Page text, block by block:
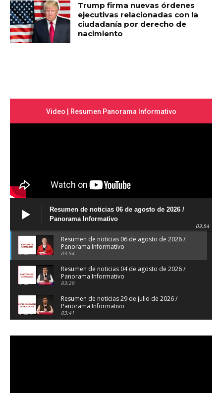
Trump firma nuevas órdenes
ejecutivas relacionadas con la
ciudadanía por derecho de
nacimiento
Video | Resumen Panorama Informativo
Resumen de noticias 06 de agosto de 2026 /
Panorama Informativo
03:54
Resumen de noticias 06 de agosto de 2026 /
Panorama Informativo
03:54
Resumen de noticias 04 de agosto de 2026 /
Panorama Informativo
03:29
Resumen de noticias 29 de julio de 2026 /
Panorama Informativo
03:41
Panorama Informativo